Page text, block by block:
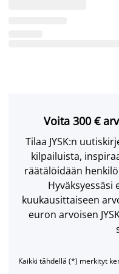
Voita 300 €
Tilaa JYSK:n
kilpailuista,
räätälöidään
kuukausittaiseen
euron arvoisen
Kaikki tähdellä (*) merkityt